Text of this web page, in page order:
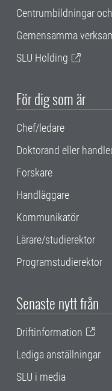
Centrumbildningar
Gemensamma
SLU Holding
För dig som är
Chef/ledare
Doktorand eller
Forskare
Handläggare
Kommunikatör
Lärare/studierektor
Programstudierektor
Senaste nytt från
Driftinformation
Lediga anställningar
SLU i media